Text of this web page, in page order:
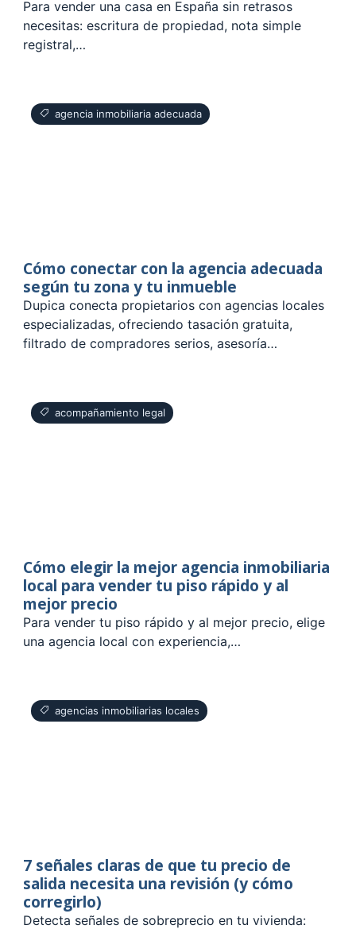
Para vender una casa en España sin retrasos
necesitas: escritura de propiedad, nota simple
registral,…
agencia inmobiliaria adecuada
Cómo conectar con la agencia adecuada
según tu zona y tu inmueble
Dupica conecta propietarios con agencias locales
especializadas, ofreciendo tasación gratuita,
filtrado de compradores serios, asesoría…
acompañamiento legal
Cómo elegir la mejor agencia inmobiliaria
local para vender tu piso rápido y al
mejor precio
Para vender tu piso rápido y al mejor precio, elige
una agencia local con experiencia,…
agencias inmobiliarias locales
7 señales claras de que tu precio de
salida necesita una revisión (y cómo
corregirlo)
Detecta señales de sobreprecio en tu vivienda: